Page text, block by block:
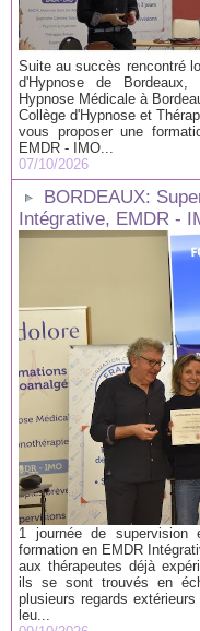
Suite au succès rencontré
d'Hypnose de
Hypnose Médicale à
Collège d'Hypnose et
vous proposer une
EMDR - IMO...
07/10/2026
BORDEAUX:
Intégrative, EMDR -
1 journée de
formation en EMDR
aux thérapeutes déjà
ils se sont trouvés en
plusieurs regards
leu...